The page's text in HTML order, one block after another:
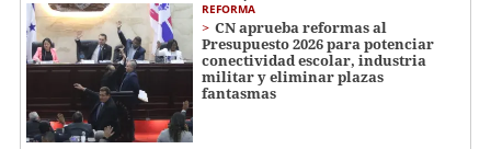
REFORMA
CN aprueba reformas al
Presupuesto 2026 para potenciar
conectividad escolar, industria
militar y eliminar plazas
fantasmas